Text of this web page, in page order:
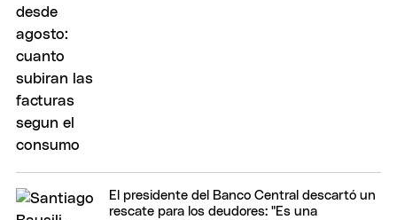
El presidente del Banco Central descartó un
rescate para los deudores: "Es una